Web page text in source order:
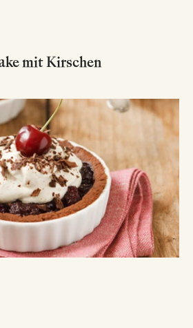
mit Kirschen